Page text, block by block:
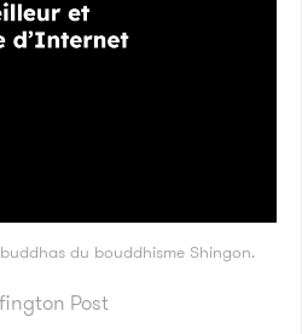
du bouddhisme Shingon.
Post